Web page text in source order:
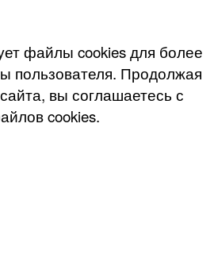
файлы cookies для более
пользователя. Продолжая
вы соглашаетесь с
cookies.